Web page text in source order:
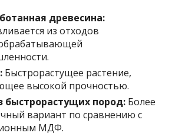
древесина:
из отходов
Быстрорастущее растение,
высокой прочностью.
пород: Более
вариант по сравнению с
МДФ.